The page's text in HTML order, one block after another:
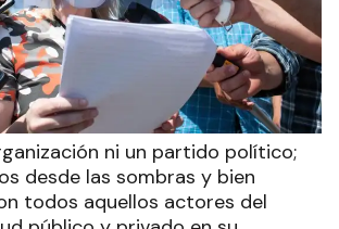
ni un partido político;
desde las sombras y bien
todos aquellos actores del